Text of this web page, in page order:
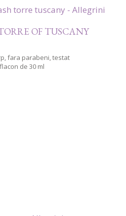
OF TUSCANY
fara parabeni, testat
de 30 ml